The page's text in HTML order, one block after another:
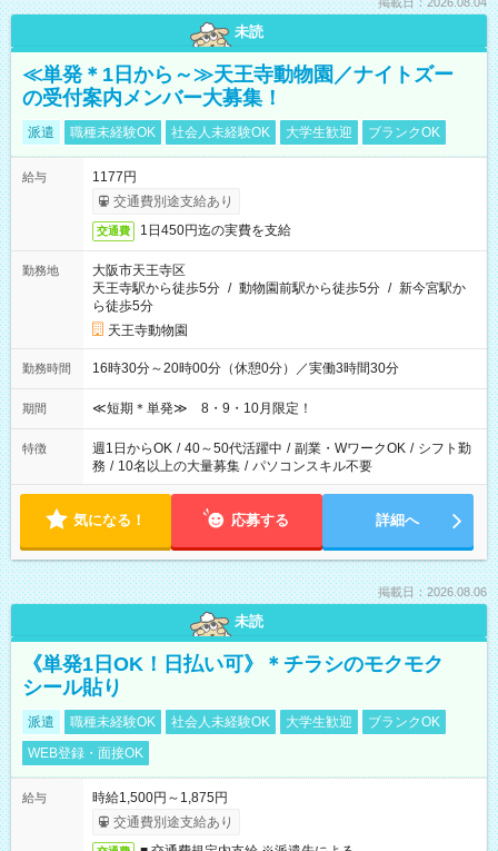
未読
≪単発＊1日から～≫天王寺動物園／ナイトズー
の受付案内メンバー大募集！
派遣 職種未経験OK 社会人未経験OK 大学生歓迎 ブランクOK
給与
1177円
交通費別途支給あり
交通費 1日450円迄の実費を支給
勤務地
大阪市天王寺区
天王寺駅から徒歩5分 / 動物園前駅から徒歩5分 / 新今宮駅か
ら徒歩5分
天王寺動物園
勤務時間 16時30分～20時00分（休憩0分）／実働3時間30分
期間 ≪短期＊単発≫ 8・9・10月限定！
特徴 週1日からOK / 40～50代活躍中 / 副業・WワークOK / シフト勤
務 / 10名以上の大量募集 / パソコンスキル不要
気になる！ 応募する 詳細へ
掲載日：2026.08.06
未読
《単発1日OK！日払い可》＊チラシのモクモク
シール貼り
派遣 職種未経験OK 社会人未経験OK 大学生歓迎
ブランクOK
WEB登録・面接OK
給与
時給1,500円～1,875円
交通費別途支給あり